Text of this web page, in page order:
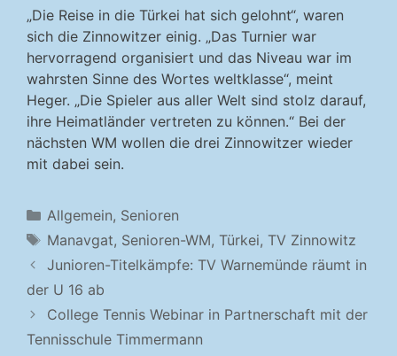
„Die Reise in die Türkei hat sich gelohnt“, waren
sich die Zinnowitzer einig. „Das Turnier war
hervorragend organisiert und das Niveau war im
wahrsten Sinne des Wortes weltklasse“, meint
Heger. „Die Spieler aus aller Welt sind stolz darauf,
ihre Heimatländer vertreten zu können.“ Bei der
nächsten WM wollen die drei Zinnowitzer wieder
mit dabei sein.
Kategorien
Allgemein, Senioren
Schlagwörter
Manavgat, Senioren-WM, Türkei, TV Zinnowitz
Junioren-Titelkämpfe: TV Warnemünde räumt in
der U 16 ab
College Tennis Webinar in Partnerschaft mit der
Tennisschule Timmermann